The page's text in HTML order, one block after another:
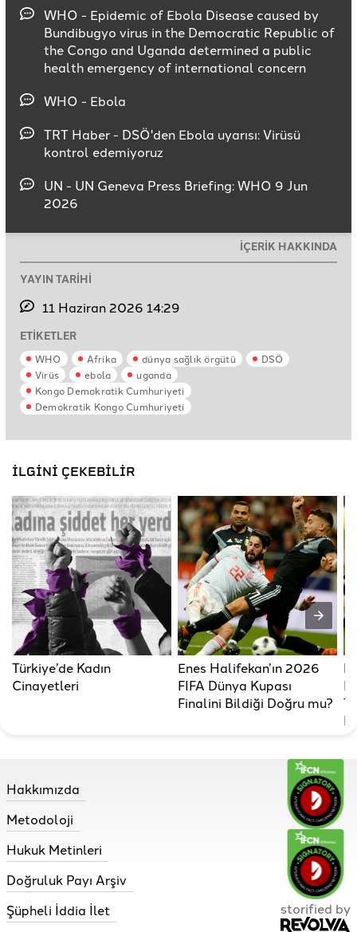
WHO - Epidemic of Ebola Disease caused by
Bundibugyo virus in the Democratic Republic of
the Congo and Uganda determined a public
health emergency of international concern
WHO - Ebola
TRT Haber - DSÖ'den Ebola uyarısı: Virüsü
kontrol edemiyoruz
UN - UN Geneva Press Briefing: WHO 9 Jun
2026
İÇERİK HAKKINDA
YAYIN TARİHİ
11 Haziran 2026 14:29
ETİKETLER
WHO Afrika dünya sağlık örgütü
DSÖ
Virüs
ebola
uganda
Kongo Demokratik Cumhuriyeti
Demokratik Kongo Cumhuriyeti
İLGİNİ ÇEKEBİLİR
Türkiye’de Kadın
Cinayetleri
Enes Halifekan’ın 2026
FIFA Dünya Kupası
Finalini Bildiği Doğru mu?
Hakkımızda
Metodoloji
Hukuk Metinleri
Doğruluk Payı Arşiv
Şüpheli İddia İlet
storified by